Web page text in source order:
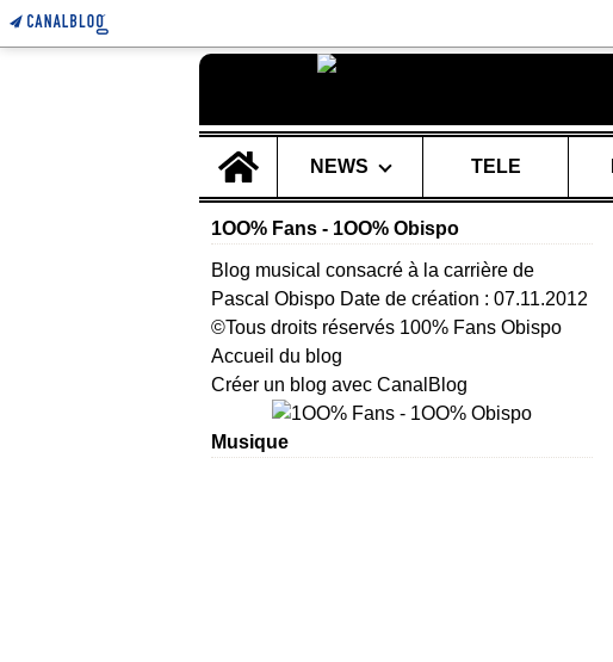
NEWS
TELE
1OO% Fans - 1OO% Obispo
Blog musical consacré à la carrière de
Pascal Obispo Date de création : 07.11.2012
©Tous droits réservés 100% Fans Obispo
Accueil du blog
Créer un blog avec CanalBlog
Musique